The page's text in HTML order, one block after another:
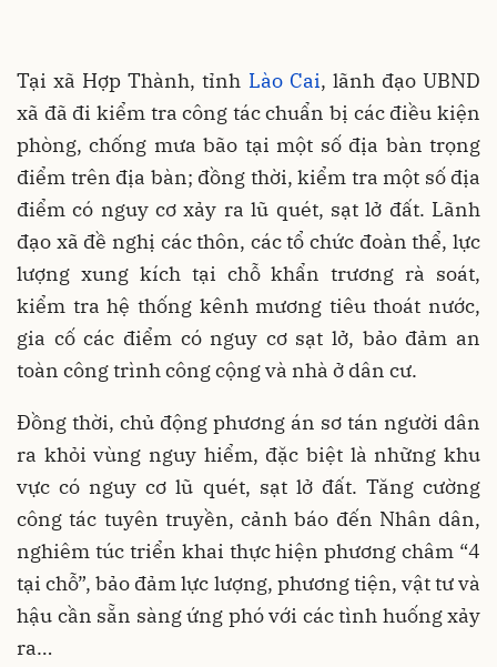
Tại xã Hợp Thành, tỉnh Lào Cai, lãnh đạo UBND
xã đã đi kiểm tra công tác chuẩn bị các điều kiện
phòng, chống mưa bão tại một số địa bàn trọng
điểm trên địa bàn; đồng thời, kiểm tra một số địa
điểm có nguy cơ xảy ra lũ quét, sạt lở đất. Lãnh
đạo xã đề nghị các thôn, các tổ chức đoàn thể, lực
lượng xung kích tại chỗ khẩn trương rà soát,
kiểm tra hệ thống kênh mương tiêu thoát nước,
gia cố các điểm có nguy cơ sạt lở, bảo đảm an
toàn công trình công cộng và nhà ở dân cư.
Đồng thời, chủ động phương án sơ tán người dân
ra khỏi vùng nguy hiểm, đặc biệt là những khu
vực có nguy cơ lũ quét, sạt lở đất. Tăng cường
công tác tuyên truyền, cảnh báo đến Nhân dân,
nghiêm túc triển khai thực hiện phương châm “4
tại chỗ”, bảo đảm lực lượng, phương tiện, vật tư và
hậu cần sẵn sàng ứng phó với các tình huống xảy
ra…